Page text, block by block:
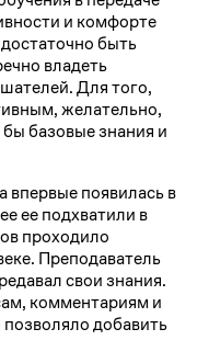
и комфорте
быть
владеть
Для того,
желательно,
базовые знания и
впервые появилась в
ее подхватили в
проходило
Преподаватель
свои знания.
комментариям и
добавить